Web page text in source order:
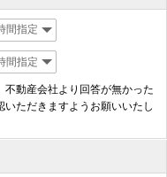
動産会社より回答が無かった
ただきますようお願いいたし